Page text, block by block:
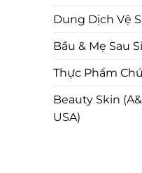
Dung Dịch Vệ
Bầu & Mẹ Sau
Thực Phẩm
Beauty Skin
USA)